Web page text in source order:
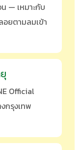
— เหมาะกับ
ยตามลมเข้า
Official
กรุงเทพ